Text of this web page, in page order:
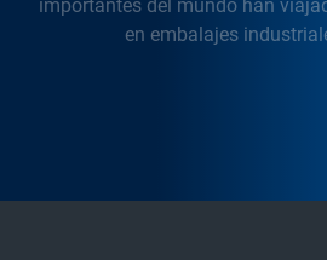
importantes del mundo han
en embalajes